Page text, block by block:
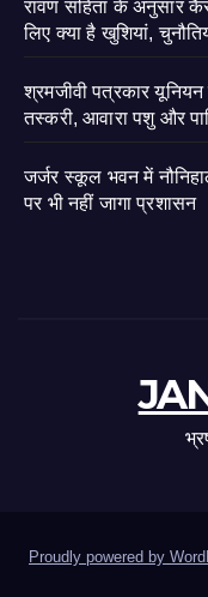
रावण संहिता के अनुसार
लिए क्या है खुशियां,
श्रमजीवी पत्रकार
तस्करी, आवारा पशु और
जर्जर स्कूल भवन में
पर भी नहीं जागा प्रशासन
Proudly powered by